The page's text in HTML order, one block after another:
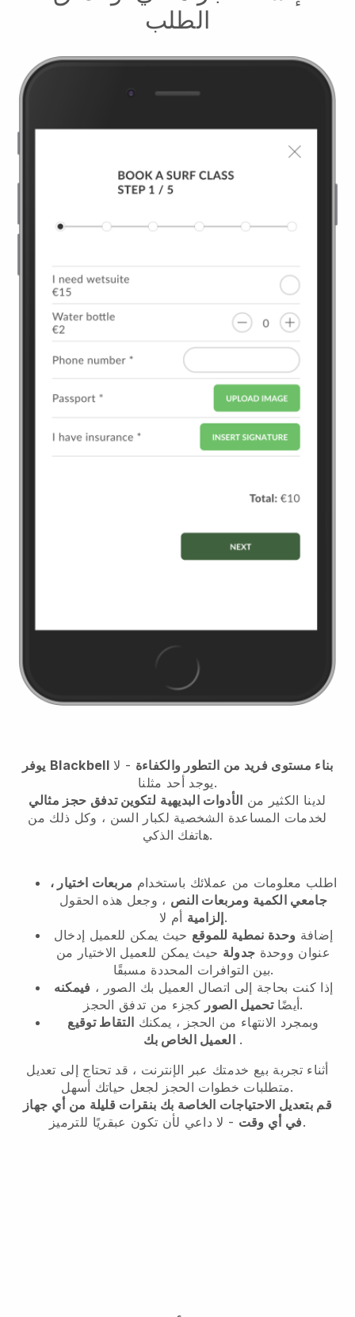
الطلب
يوفر Blackbell بناء مستوى فريد من التطور والكفاءة - لا
يوجد أحد مثلنا.
لدينا الكثير من الأدوات البديهية لتكوين تدفق حجز مثالي
لخدمات المساعدة الشخصية لكبار السن ، وكل ذلك من
هاتفك الذكي.
اطلب معلومات من عملائك باستخدام مربعات اختيار ،
جامعي الكمية ومربعات النص ، وجعل هذه الحقول
إلزاميةأم لا.
إضافة وحدة نمطية للموقع حيث يمكن للعميل إدخال
عنوان ووحدة جدولة حيث يمكن للعميل الاختيار من
بين التوافرات المحددة مسبقًا.
إذا كنت بحاجة إلى اتصال العميل بك الصور ، فيمكنه
أيضًاتحميل الصور
كجزء من تدفق الحجز.
وبمجرد الانتهاء من الحجز ، يمكنك التقاط توقيع
العميل الخاص بك .
أثناء تجربة بيع خدمتك عبر الإنترنت ، قد تحتاج إلى تعديل
متطلبات خطوات الحجز لجعل حياتك أسهل.
قم بتعديل الاحتياجات الخاصة بك بنقرات قليلة من أي جهاز
في أي وقت- لا داعي لأن تكون عبقريًا للترميز.